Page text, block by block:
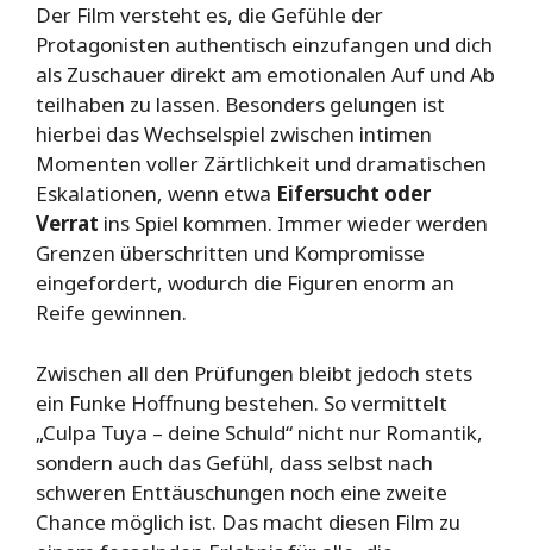
Der Film versteht es, die Gefühle der
Protagonisten authentisch einzufangen und dich
als Zuschauer direkt am emotionalen Auf und Ab
teilhaben zu lassen. Besonders gelungen ist
hierbei das Wechselspiel zwischen intimen
Momenten voller Zärtlichkeit und dramatischen
Eskalationen, wenn etwa Eifersucht oder
Verrat ins Spiel kommen. Immer wieder werden
Grenzen überschritten und Kompromisse
eingefordert, wodurch die Figuren enorm an
Reife gewinnen.
Zwischen all den Prüfungen bleibt jedoch stets
ein Funke Hoffnung bestehen. So vermittelt
„Culpa Tuya – deine Schuld“ nicht nur Romantik,
sondern auch das Gefühl, dass selbst nach
schweren Enttäuschungen noch eine zweite
Chance möglich ist. Das macht diesen Film zu